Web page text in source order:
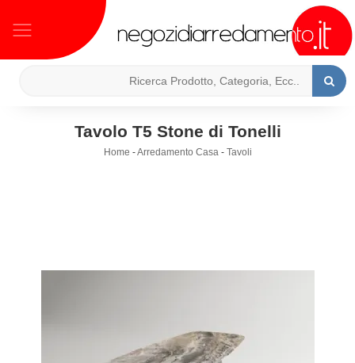
Tavolo T5 Stone di Tonelli
Home -Arredamento Casa- Tavoli